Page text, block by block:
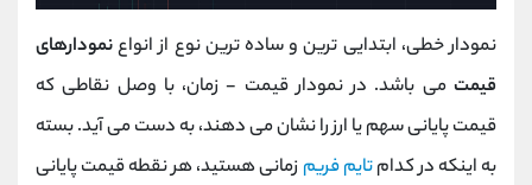
نمودار خطی، ابتدایی‌ ترین و ساده‌ ترین نوع از انواعنمودارهای
قیمت می‌ باشد. در نمودار قیمت - زمان، با وصل نقاطی که
قیمت پایانی سهم یا ارز را نشان می‌ دهند، به دست می‌ آید. بسته
به اینکه در کدامتایم فریم زمانی هستید، هر نقطه قیمت پایانی